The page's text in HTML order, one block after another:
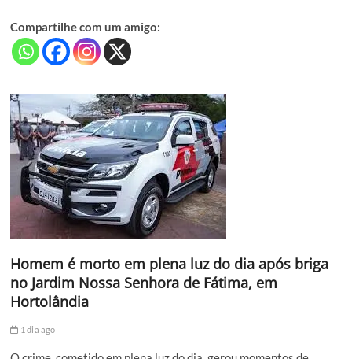
Compartilhe com um amigo:
Homem é morto em plena luz do dia após briga
no Jardim Nossa Senhora de Fátima, em
Hortolândia
1 dia ago